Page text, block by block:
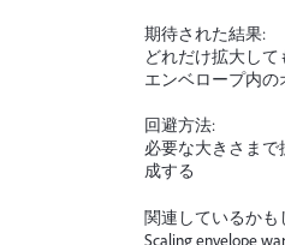
期待された結果:
どれだけ拡大し
エンベロープ内
回避方法:
必要な大きさま
成する
関連しているかも
Scaling envelope